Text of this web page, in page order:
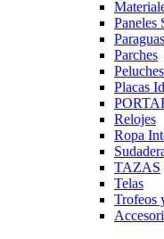
Paneles
Paraguas
Parches
Peluches
Placas
Relojes
Ropa
TAZAS
Telas
Trofeos